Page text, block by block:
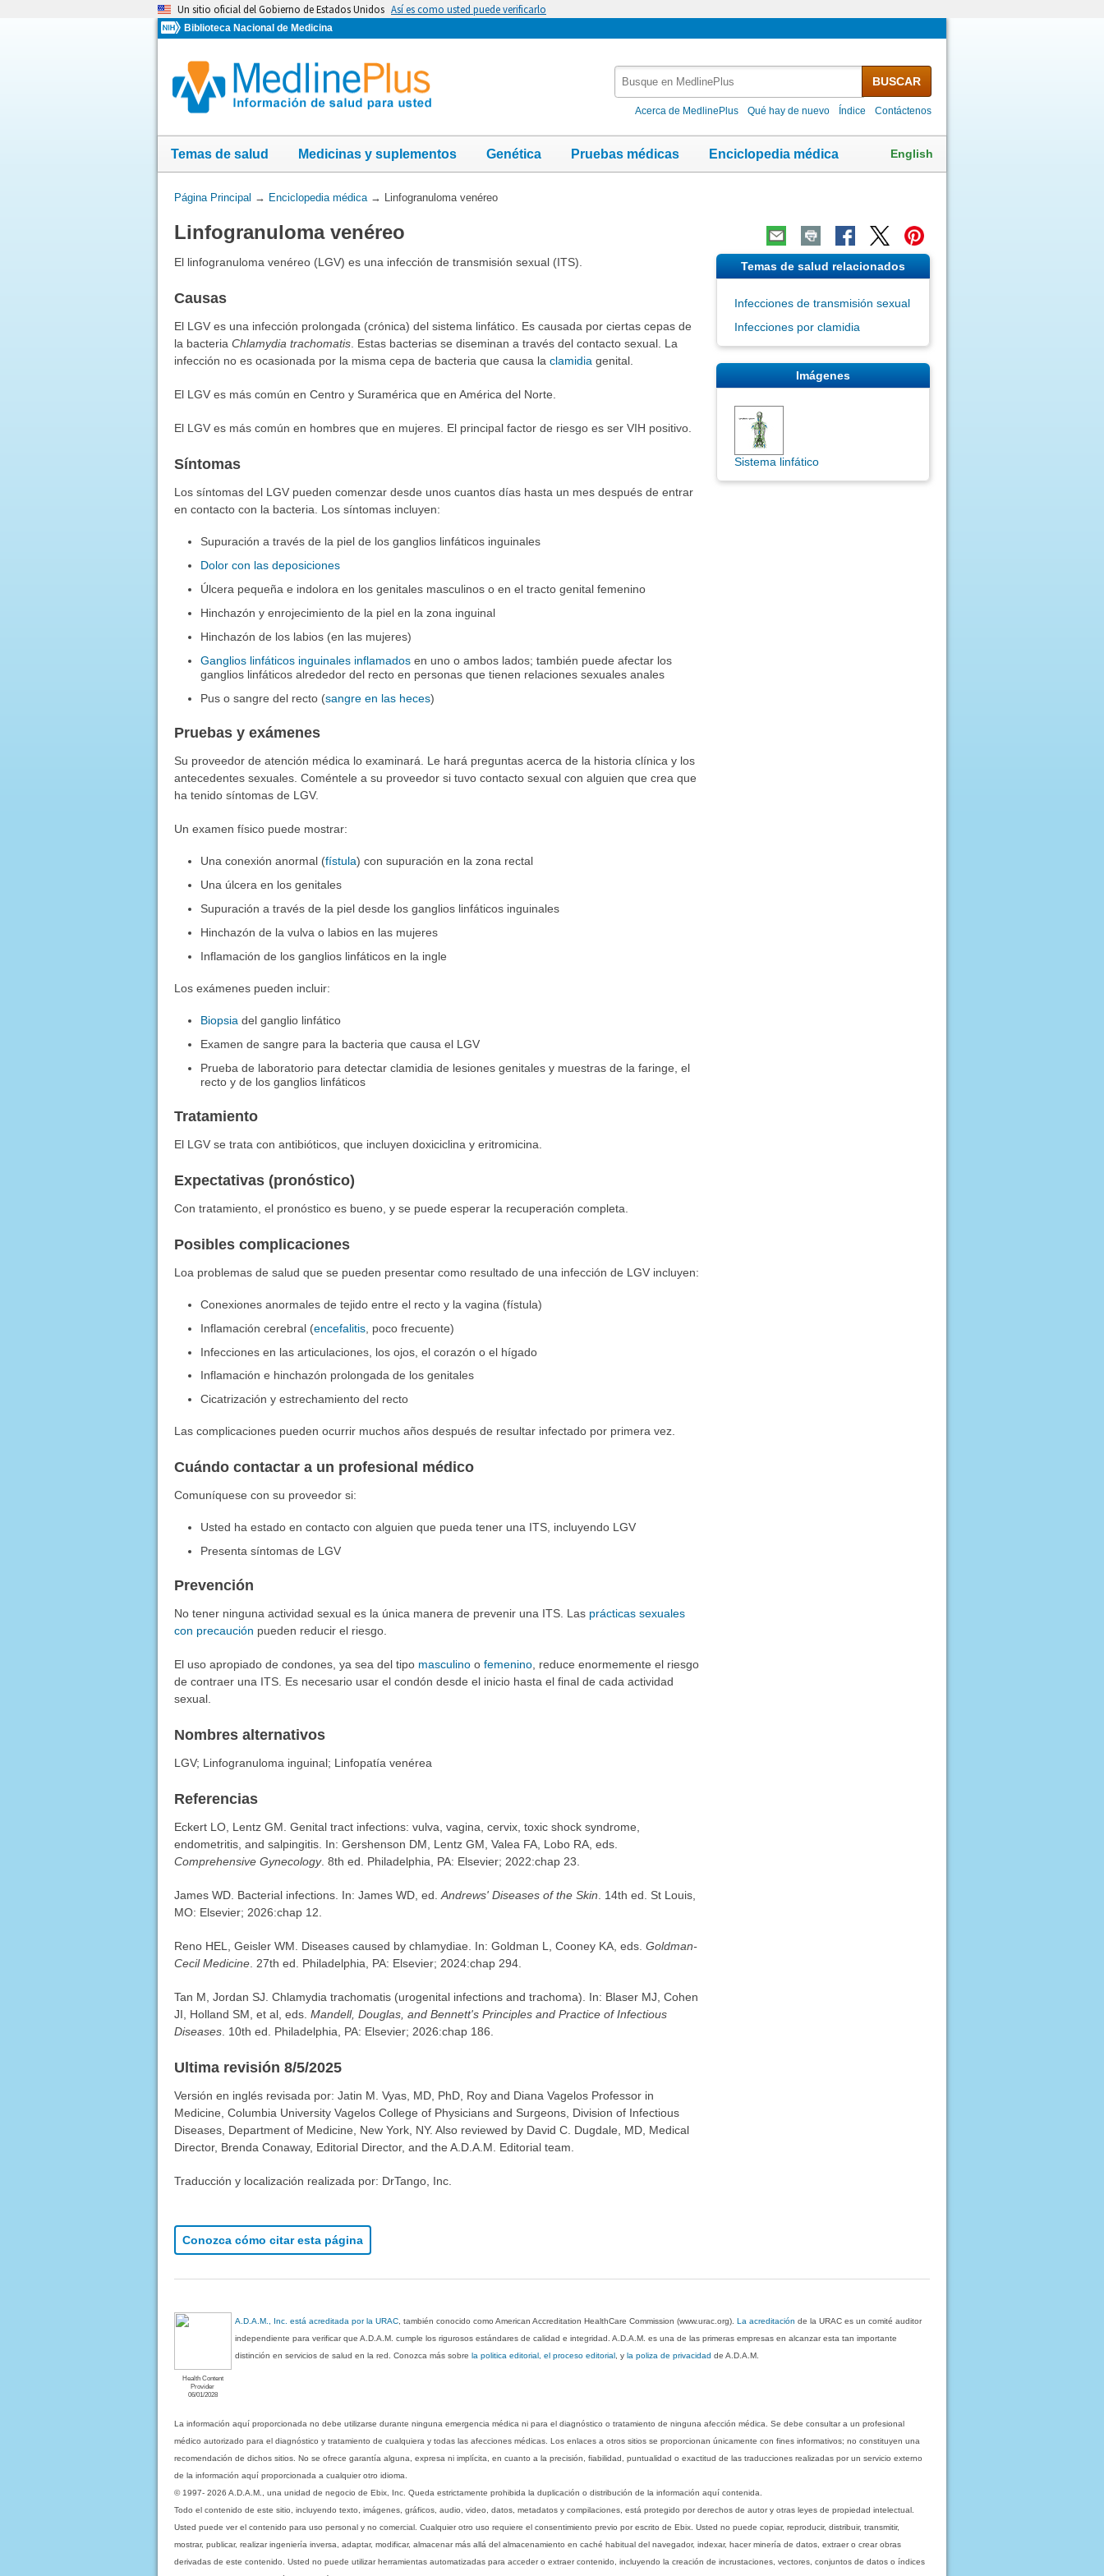
Un sitio oficial del Gobierno de Estados Unidos Así es como usted puede verificarlo
Biblioteca Nacional de Medicina
MedlinePlus
BUSCAR
Acerca de MedlinePlus Qué hay de nuevo Índice Contáctenos
Temas de salud Medicinas y suplementos Genética Pruebas médicas Enciclopedia médica English
Usted
aquí:
Página Principal → Enciclopedia médica→ Linfogranuloma venéreo
Linfogranuloma venéreo
El linfogranuloma venéreo (LGV) es una infección de transmisión sexual (ITS).
Causas
El LGV es una infección prolongada (crónica) del sistema linfático. Es causada por ciertas cepas de
la bacteria Chlamydia trachomatis. Estas bacterias se diseminan a través del contacto sexual. La
infección no es ocasionada por la misma cepa de bacteria que causa la clamidia genital.
El LGV es más común en Centro y Suramérica que en América del Norte.
El LGV es más común en hombres que en mujeres. El principal factor de riesgo es ser VIH positivo.
Síntomas
Los síntomas del LGV pueden comenzar desde unos cuantos días hasta un mes después de entrar
en contacto con la bacteria. Los síntomas incluyen:
Supuración a través de la piel de los ganglios linfáticos inguinales
Dolor con las deposiciones
Úlcera pequeña e indolora en los genitales masculinos o en el tracto genital femenino
Hinchazón y enrojecimiento de la piel en la zona inguinal
Hinchazón de los labios (en las mujeres)
Ganglios linfáticos inguinales inflamados en uno o ambos lados; también puede afectar los
ganglios linfáticos alrededor del recto en personas que tienen relaciones sexuales anales
Pus o sangre del recto (sangre en las heces)
Pruebas y exámenes
Su proveedor de atención médica lo examinará. Le hará preguntas acerca de la historia clínica y los
antecedentes sexuales. Coméntele a su proveedor si tuvo contacto sexual con alguien que crea que
ha tenido síntomas de LGV.
Un examen físico puede mostrar:
Una conexión anormal (fístula) con supuración en la zona rectal
Una úlcera en los genitales
Supuración a través de la piel desde los ganglios linfáticos inguinales
Hinchazón de la vulva o labios en las mujeres
Inflamación de los ganglios linfáticos en la ingle
Los exámenes pueden incluir:
Biopsia del ganglio linfático
Examen de sangre para la bacteria que causa el LGV
Prueba de laboratorio para detectar clamidia de lesiones genitales y muestras de la faringe, el
recto y de los ganglios linfáticos
Tratamiento
El LGV se trata con antibióticos, que incluyen doxiciclina y eritromicina.
Expectativas (pronóstico)
Con tratamiento, el pronóstico es bueno, y se puede esperar la recuperación completa.
Posibles complicaciones
Loa problemas de salud que se pueden presentar como resultado de una infección de LGV incluyen:
Conexiones anormales de tejido entre el recto y la vagina (fístula)
Inflamación cerebral (encefalitis , poco frecuente)
Infecciones en las articulaciones, los ojos, el corazón o el hígado
Inflamación e hinchazón prolongada de los genitales
Cicatrización y estrechamiento del recto
Las complicaciones pueden ocurrir muchos años después de resultar infectado por primera vez.
Cuándo contactar a un profesional médico
Comuníquese con su proveedor si:
Usted ha estado en contacto con alguien que pueda tener una ITS, incluyendo LGV
Presenta síntomas de LGV
Prevención
No tener ninguna actividad sexual es la única manera de prevenir una ITS. Las prácticas sexuales
con precaución pueden reducir el riesgo.
El uso apropiado de condones, ya sea del tipo masculinoo femenino, reduce enormemente el riesgo
de contraer una ITS. Es necesario usar el condón desde el inicio hasta el final de cada actividad
sexual.
Nombres alternativos
LGV; Linfogranuloma inguinal; Linfopatía venérea
Referencias
Eckert LO, Lentz GM. Genital tract infections: vulva, vagina, cervix, toxic shock syndrome,
endometritis, and salpingitis. In: Gershenson DM, Lentz GM, Valea FA, Lobo RA, eds.
Comprehensive Gynecology. 8th ed. Philadelphia, PA: Elsevier; 2022:chap 23.
James WD. Bacterial infections. In: James WD, ed.Andrews' Diseases of the Skin. 14th ed. St Louis,
MO: Elsevier; 2026:chap 12.
Reno HEL, Geisler WM. Diseases caused by chlamydiae. In: Goldman L, Cooney KA, eds. Goldman-
Cecil Medicine. 27th ed. Philadelphia, PA: Elsevier; 2024:chap 294.
Tan M, Jordan SJ. Chlamydia trachomatis (urogenital infections and trachoma). In: Blaser MJ, Cohen
JI, Holland SM, et al, eds. Mandell, Douglas, and Bennett's Principles and Practice of Infectious
Diseases. 10th ed. Philadelphia, PA: Elsevier; 2026:chap 186.
Ultima revisión 8/5/2025
Versión en inglés revisada por: Jatin M. Vyas, MD, PhD, Roy and Diana Vagelos Professor in
Medicine, Columbia University Vagelos College of Physicians and Surgeons, Division of Infectious
Diseases, Department of Medicine, New York, NY. Also reviewed by David C. Dugdale, MD, Medical
Director, Brenda Conaway, Editorial Director, and the A.D.A.M. Editorial team.
Traducción y localización realizada por: DrTango, Inc.
Conozca cómo citar esta página
Temas de salud relacionados
Infecciones de transmisión sexual
Infecciones por clamidia
Imágenes
Sistema linfático
Health Content
Provider
06/01/2028
A.D.A.M., Inc. está acreditada por la URAC , también conocido como American Accreditation HealthCare Commission (www.urac.org).La acreditación de la URAC es un comité auditor
independiente para verificar que A.D.A.M. cumple los rigurosos estándares de calidad e integridad. A.D.A.M. es una de las primeras empresas en alcanzar esta tan importante
distinción en servicios de salud en la red. Conozca más sobrela politica editorial, el proceso editorial , yla poliza de privacidad de A.D.A.M.
La información aquí proporcionada no debe utilizarse durante ninguna emergencia médica ni para el diagnóstico o tratamiento de ninguna afección médica. Se debe consultar a un profesional
médico autorizado para el diagnóstico y tratamiento de cualquiera y todas las afecciones médicas. Los enlaces a otros sitios se proporcionan únicamente con fines informativos; no constituyen una
recomendación de dichos sitios. No se ofrece garantía alguna, expresa ni implícita, en cuanto a la precisión, fiabilidad, puntualidad o exactitud de las traducciones realizadas por un servicio externo
de la información aquí proporcionada a cualquier otro idioma.
© 1997- 2026 A.D.A.M., una unidad de negocio de Ebix, Inc. Queda estrictamente prohibida la duplicación o distribución de la información aquí contenida.
Todo el contenido de este sitio, incluyendo texto, imágenes, gráficos, audio, video, datos, metadatos y compilaciones, está protegido por derechos de autor y otras leyes de propiedad intelectual.
Usted puede ver el contenido para uso personal y no comercial. Cualquier otro uso requiere el consentimiento previo por escrito de Ebix. Usted no puede copiar, reproducir, distribuir, transmitir,
mostrar, publicar, realizar ingeniería inversa, adaptar, modificar, almacenar más allá del almacenamiento en caché habitual del navegador, indexar, hacer minería de datos, extraer o crear obras
derivadas de este contenido. Usted no puede utilizar herramientas automatizadas para acceder o extraer contenido, incluyendo la creación de incrustaciones, vectores, conjuntos de datos o índices